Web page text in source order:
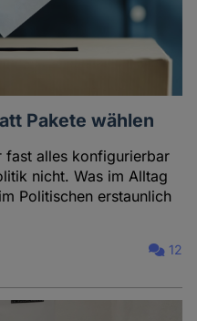
Pakete wählen
fast alles konfigurierbar
nicht. Was im Alltag
Politischen erstaunlich
12